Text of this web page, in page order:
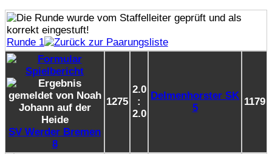
Runde 1
SV Werder Bremen
8
1275
2.0
:
2.0
Delmenhorster SK
5
1179